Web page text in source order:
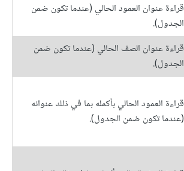
قراءة عنوان العمود الحالي (عندما تكون ضمن
الجدول).
قراءة عنوان الصف الحالي (عندما تكون ضمن
الجدول).
قراءة العمود الحالي بأكمله بما في ذلك عنوانه
(عندما تكون ضمن الجدول).